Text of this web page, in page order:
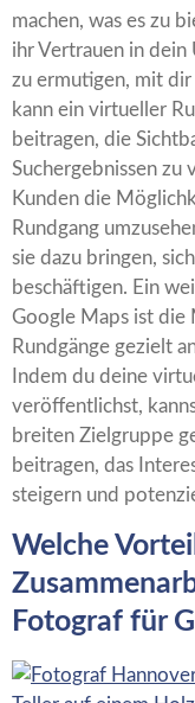
machen, was es zu
ihr Vertrauen in dein
zu ermutigen, mit
kann ein virtueller
beitragen, die
Suchergebnissen zu
Kunden die
Rundgang
sie dazu bringen,
beschäftigen. Ein
Google Maps ist
Rundgänge gezielt
Indem du deine
veröffentlichst,
breiten Zielgruppe
beitragen, das
steigern und
Welche
Fotograf für